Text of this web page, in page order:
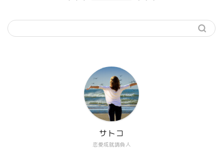
恋愛成就請負人
サトコ